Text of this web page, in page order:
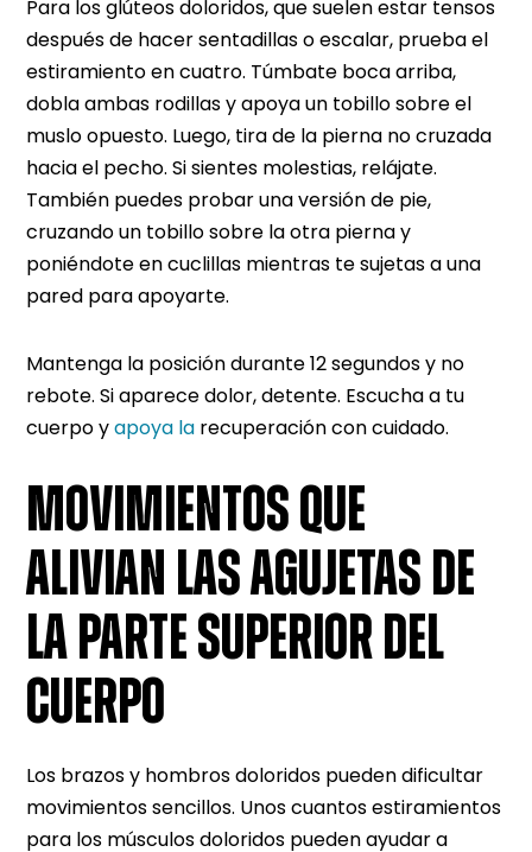
Para los glúteos doloridos, que suelen estar tensos
después de hacer sentadillas o escalar, prueba el
estiramiento en cuatro. Túmbate boca arriba,
dobla ambas rodillas y apoya un tobillo sobre el
muslo opuesto. Luego, tira de la pierna no cruzada
hacia el pecho. Si sientes molestias, relájate.
También puedes probar una versión de pie,
cruzando un tobillo sobre la otra pierna y
poniéndote en cuclillas mientras te sujetas a una
pared para apoyarte.
Mantenga la posición durante 12 segundos y no
rebote. Si aparece dolor, detente. Escucha a tu
cuerpo yapoya la recuperación con cuidado.
MOVIMIENTOS QUE
ALIVIAN LAS AGUJETAS DE
LA PARTE SUPERIOR DEL
CUERPO
Los brazos y hombros doloridos pueden dificultar
movimientos sencillos. Unos cuantos estiramientos
para los músculos doloridos pueden ayudar a